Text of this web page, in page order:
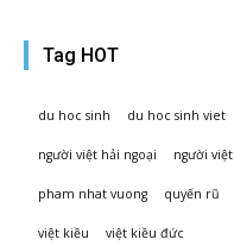
Tag HOT
du hoc sinh du hoc sinh viet
người việt hải ngoại người
pham nhat vuong quyến rũ
việt kiều việt kiều đức